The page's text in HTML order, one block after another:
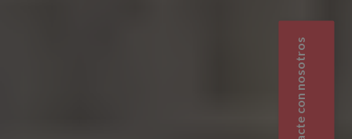
Contacte con nosotros